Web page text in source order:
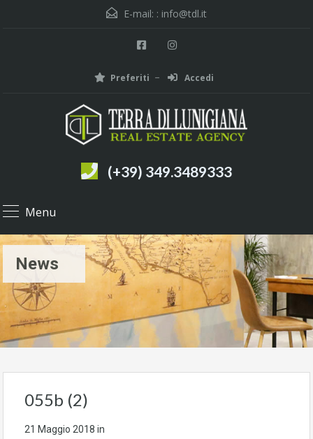
E-mail: : info@tdl.it
Preferiti Accedi
(+39) 349.3489333
Menu
News
055b (2)
21 Maggio 2018 in